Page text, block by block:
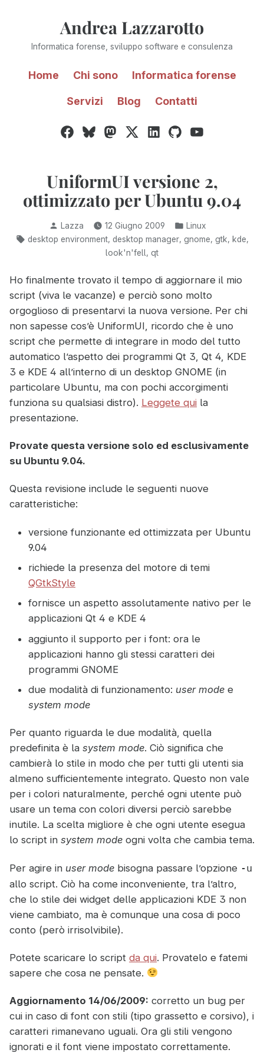
Andrea Lazzarotto
Informatica forense, sviluppo software e consulenza
Home Chi sono Informatica forense
Servizi Blog Contatti
Facebook
BlueskyMastodon
TwitterLinkedInGitHubYouTube
UniformUI versione 2,
ottimizzato per Ubuntu 9.04
Pubblicato
da
Lazza 12 Giugno 2009
Pubblicato
in:
Linux
Tag:
desktop environment, desktop manager, gnome gtk kde
look'n'fell, qt
Ho finalmente trovato il tempo di aggiornare il mio
script (viva le vacanze) e perciò sono molto
orgoglioso di presentarvi la nuova versione. Per chi
non sapesse cos’è UniformUI, ricordo che è uno
script che permette di integrare in modo del tutto
automatico l’aspetto dei programmi Qt 3, Qt 4, KDE
3 e KDE 4 all’interno di un desktop GNOME (in
particolare Ubuntu, ma con pochi accorgimenti
funziona su qualsiasi distro). Leggete qui la
presentazione.
Provate questa versione solo ed esclusivamente
su Ubuntu 9.04.
Questa revisione include le seguenti nuove
caratteristiche:
versione funzionante ed ottimizzata per Ubuntu
9.04
richiede la presenza del motore di temi
QGtkStyle
fornisce un aspetto assolutamente nativo per le
applicazioni Qt 4 e KDE 4
aggiunto il supporto per i font: ora le
applicazioni hanno gli stessi caratteri dei
programmi GNOME
due modalità di funzionamento: user mode e
system mode
Per quanto riguarda le due modalità, quella
predefinita è la system mode. Ciò significa che
cambierà lo stile in modo che per tutti gli utenti sia
almeno sufficientemente integrato. Questo non vale
per i colori naturalmente, perché ogni utente può
usare un tema con colori diversi perciò sarebbe
inutile. La scelta migliore è che ogni utente esegua
lo script in system mode ogni volta che cambia tema.
Per agire in user mode bisogna passare l’opzione -u
allo script. Ciò ha come inconveniente, tra l’altro,
che lo stile dei widget delle applicazioni KDE 3 non
viene cambiato, ma è comunque una cosa di poco
conto (però irrisolvibile).
Potete scaricare lo script da qui. Provatelo e fatemi
sapere che cosa ne pensate.
Aggiornamento 14/06/2009: corretto un bug per
cui in caso di font con stili (tipo grassetto e corsivo), i
caratteri rimanevano uguali. Ora gli stili vengono
ignorati e il font viene impostato correttamente.